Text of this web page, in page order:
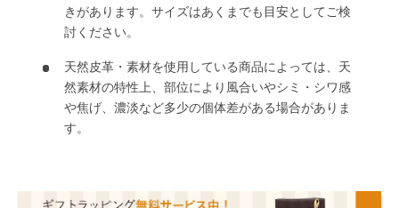
きがあります。サイズはあくまでも目安としてご検
討ください。
天然皮革・素材を使用している商品によっては、天
然素材の特性上、部位により風合いやシミ・シワ感
や焦げ、濃淡など多少の個体差がある場合がありま
す。